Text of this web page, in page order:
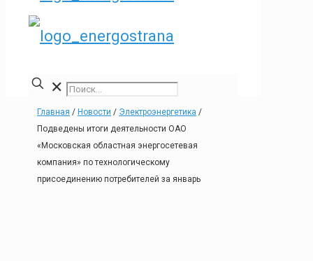
✕
Главная / Новости / Электроэнергетика /
Подведены итоги деятельности ОАО
«Московская областная энергосетевая
компания» по технологическому
присоединению потребителей за январь